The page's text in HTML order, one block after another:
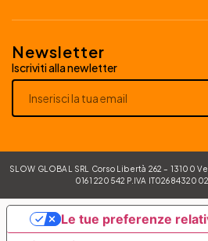
Newsletter
Iscriviti alla newletter
SLOW GLOBAL SRL Corso Libertà 262 – 13100
0161 220542 P.IVA
Le tue preferenze